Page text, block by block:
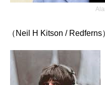
（Neil H Kitson / Redferns